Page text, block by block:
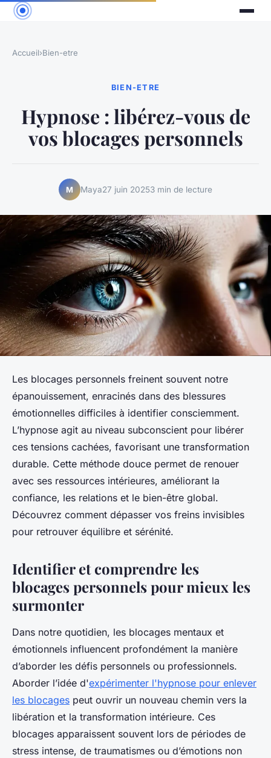
Accueil›Bien-etre
BIEN-ETRE
Hypnose : libérez-vous de
vos blocages personnels
M Maya27 juin 20253 min de lecture
Les blocages personnels freinent souvent notre
épanouissement, enracinés dans des blessures
émotionnelles difficiles à identifier consciemment.
L’hypnose agit au niveau subconscient pour libérer
ces tensions cachées, favorisant une transformation
durable. Cette méthode douce permet de renouer
avec ses ressources intérieures, améliorant la
confiance, les relations et le bien-être global.
Découvrez comment dépasser vos freins invisibles
pour retrouver équilibre et sérénité.
Identifier et comprendre les
blocages personnels pour mieux les
surmonter
Dans notre quotidien, les blocages mentaux et
émotionnels influencent profondément la manière
d’aborder les défis personnels ou professionnels.
Aborder l’idée d'expérimenter l'hypnose pour enlever
les blocages peut ouvrir un nouveau chemin vers la
libération et la transformation intérieure. Ces
blocages apparaissent souvent lors de périodes de
stress intense, de traumatismes ou d’émotions non